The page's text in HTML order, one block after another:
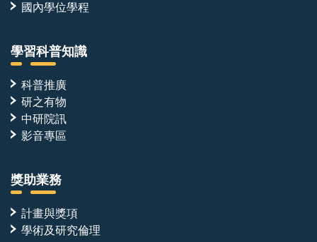
國內學位學程
學習科普知識
科普推廣
研之有物
中研院訊
影音專區
獎助業務
計畫與獎項
學術及研究倫理